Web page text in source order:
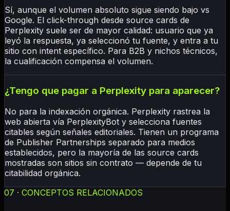
Sí, aunque el volumen absoluto sigue siendo bajo vs
Google. El click-through desde source cards de
Perplexity suele ser de mayor calidad: usuario que ya
leyó la respuesta, ya seleccionó tu fuente, y entra a tu
sitio con intent específico. Para B2B y nichos técnicos,
la cualificación compensa el volumen.
¿Tengo que pagar a Perplexity para aparecer?
No para la indexación orgánica. Perplexity rastrea la
web abierta vía PerplexityBot y selecciona fuentes
citables según señales editoriales. Tienen un programa
de Publisher Partnerships separado para medios
establecidos, pero la mayoría de las source cards
mostradas son sitios sin contrato — depende de tu
citabilidad orgánica.
07 · CONCEPTOS RELACIONADOS